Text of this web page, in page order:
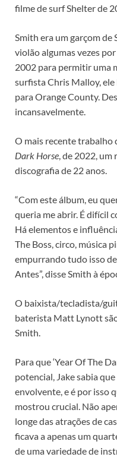
filme de surf Shelter de
Smith era um garçom de
violão algumas vezes
2002 para permitir uma
surfista Chris Malloy, ele
para Orange County.
incansavelmente.
O mais recente trabalho
Dark Horse, de 2022, um
discografia de 22 anos.
“Com este álbum, eu
queria me abrir. É difícil
Há elementos e
The Boss, circo, música
empurrando tudo isso
Antes”, disse Smith à
O baixista/tecladista/
baterista Matt Lynott
Smith.
Para que ‘Year Of The
potencial, Jake sabia
envolvente, e é por isso
mostrou crucial. Não
longe das atrações de
ficava a apenas um
de uma variedade de